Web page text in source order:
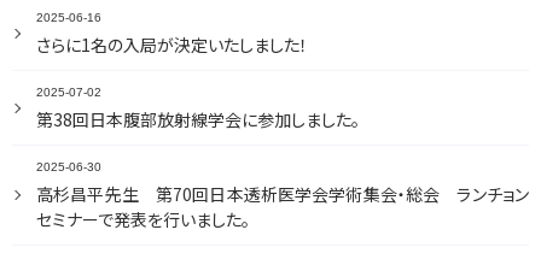
2025-06-16
さらに1名の入局が決定いたしました！
2025-07-02
第38回日本腹部放射線学会に参加しました。
2025-06-30
高杉昌平先生 第70回日本透析医学会学術集会・総会 ランチョン
セミナーで発表を行いました。